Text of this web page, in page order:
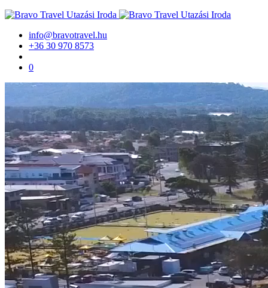
info@bravotravel.hu
+36 30 970 8573
0